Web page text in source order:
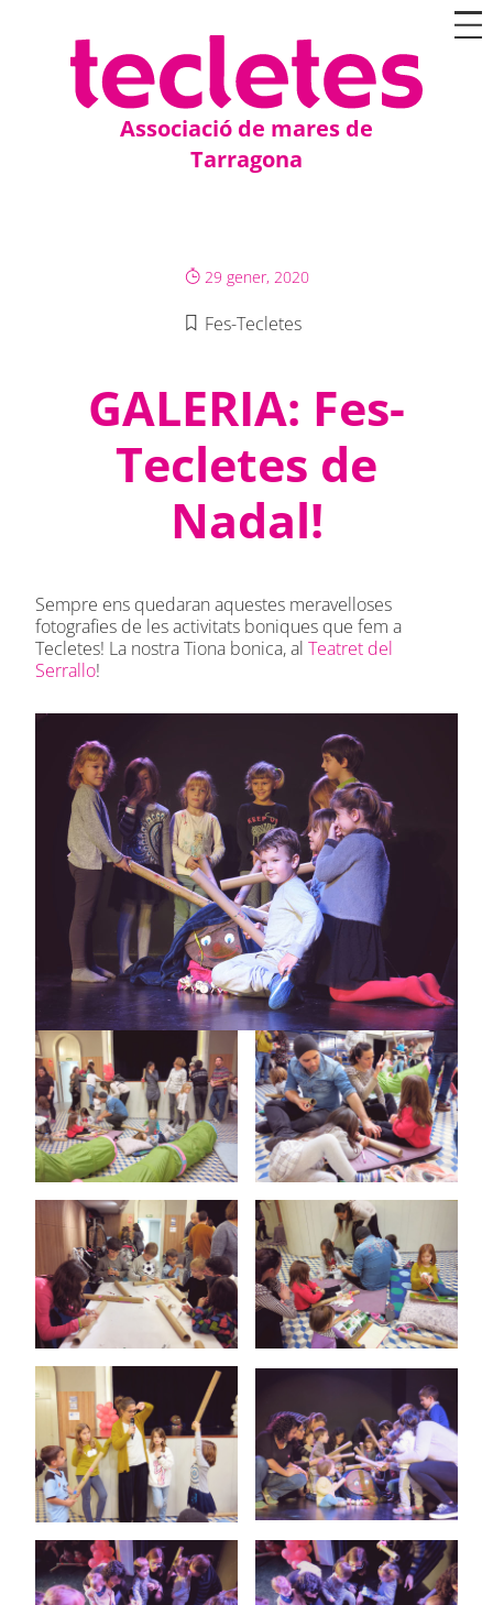
Associació de mares de
Tarragona
29 gener, 2020
Fes-Tecletes
GALERIA: Fes-
Tecletes de
Nadal!
Sempre ens quedaran aquestes meravelloses
fotografies de les activitats boniques que fem a
Tecletes! La nostra Tiona bonica, al Teatret del
Serrallo!